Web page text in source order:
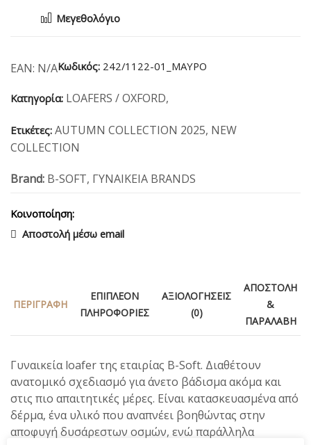
Μεγεθολόγιο
EAN: N/AΚωδικός: 242/1122-01_ΜΑΥΡΟ
Κατηγορία: LOAFERS / OXFORD,
Ετικέτες: AUTUMN COLLECTION 2025, NEW
COLLECTION
Brand: B-SOFT, ΓΥΝΑΙΚΕΙΑ BRANDS
Κοινοποίηση:
Αποστολή μέσω email
ΠΕΡΙΓΡΑΦΉ
ΕΠΙΠΛΈΟΝ
ΠΛΗΡΟΦΟΡΊΕΣ
ΑΞΙΟΛΟΓΉΣΕΙΣ
(0)
ΑΠΟΣΤΟΛΉ
&
ΠΑΡΑΛΑΒΉ
Γυναικεία loafer της εταιρίας B-Soft. Διαθέτουν
ανατομικό σχεδιασμό για άνετο βάδισμα ακόμα και
στις πιο απαιτητικές μέρες. Είναι κατασκευασμένα από
δέρμα, ένα υλικό που αναπνέει βοηθώντας στην
αποφυγή δυσάρεστων οσμών, ενώ παράλληλα